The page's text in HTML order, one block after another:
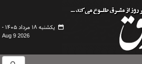
یکشنبه ۱۸ مرداد ۱۴۰۵ -
Aug 9 2026